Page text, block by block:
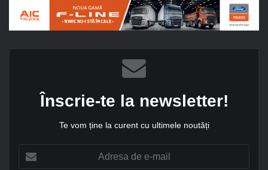
Înscrie-te la newsletter!
Te vom ține la curent cu ultimele noutăți